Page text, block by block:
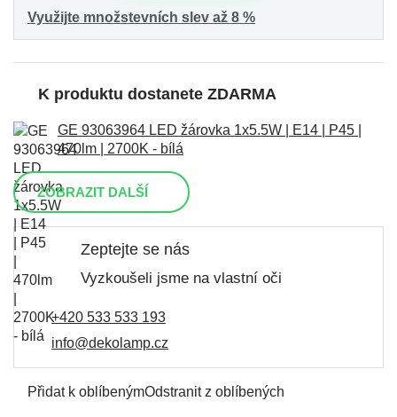
Využijte množstevních slev až 8 %
K produktu dostanete ZDARMA
GE 93063964 LED žárovka 1x5.5W | E14 | P45 |
470lm | 2700K - bílá
ZOBRAZIT DALŠÍ
Zeptejte se nás
Vyzkoušeli jsme na vlastní oči
+420 533 533 193
info@dekolamp.cz
Přidat k oblíbenýmOdstranit z oblíbených